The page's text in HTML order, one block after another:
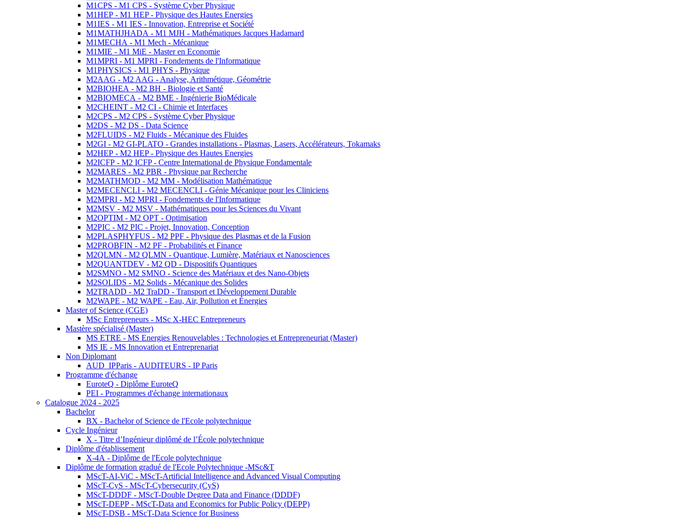
M1CPS - M1 CPS - Système Cyber Physique
M1HEP - M1 HEP - Physique des Hautes Energies
M1IES - M1 IES - Innovation, Entreprise et Société
M1MATHJHADA - M1 MJH - Mathématiques Jacques Hadamard
M1MECHA - M1 Mech - Mécanique
M1MIE - M1 MiE - Master en Economie
M1MPRI - M1 MPRI - Fondements de l'Informatique
M1PHYSICS - M1 PHYS - Physique
M2AAG - M2 AAG - Analyse, Arithmétique, Géométrie
M2BIOHEA - M2 BH - Biologie et Santé
M2BIOMECA - M2 BME - Ingénierie BioMédicale
M2CHEINT - M2 CI - Chimie et Interfaces
M2CPS - M2 CPS - Système Cyber Physique
M2DS - M2 DS - Data Science
M2FLUIDS - M2 Fluids - Mécanique des Fluides
M2GI - M2 GI-PLATO - Grandes installations - Plasmas, Lasers, Accélérateurs, Tokamaks
M2HEP - M2 HEP - Physique des Hautes Energies
M2ICFP - M2 ICFP - Centre International de Physique Fondamentale
M2MARES - M2 PBR - Physique par Recherche
M2MATHMOD - M2 MM - Modélisation Mathématique
M2MECENCLI - M2 MECENCLI - Génie Mécanique pour les Cliniciens
M2MPRI - M2 MPRI - Fondements de l'Informatique
M2MSV - M2 MSV - Mathématiques pour les Sciences du Vivant
M2OPTIM - M2 OPT - Optimisation
M2PIC - M2 PIC - Projet, Innovation, Conception
M2PLASPHYFUS - M2 PPF - Physique des Plasmas et de la Fusion
M2PROBFIN - M2 PF - Probabilités et Finance
M2QLMN - M2 QLMN - Quantique, Lumière, Matériaux et Nanosciences
M2QUANTDEV - M2 QD - Dispositifs Quantiques
M2SMNO - M2 SMNO - Science des Matériaux et des Nano-Objets
M2SOLIDS - M2 Solids - Mécanique des Solides
M2TRADD - M2 TraDD - Transport et Développement Durable
M2WAPE - M2 WAPE - Eau, Air, Pollution et Énergies
Master of Science (CGE)
MSc Entrepreneurs - MSc X-HEC Entrepreneurs
Mastère spécialisé (Master)
MS ETRE - MS Energies Renouvelables : Technologies et Entrepreneuriat (Master)
MS IE - MS Innovation et Entreprenariat
Non Diplomant
AUD_IPParis - AUDITEURS - IP Paris
Programme d'échange
EuroteQ - Diplôme EuroteQ
PEI - Programmes d'échange internationaux
Catalogue 2024 - 2025
Bachelor
BX - Bachelor of Science de l'Ecole polytechnique
Cycle Ingénieur
X - Titre d’Ingénieur diplômé de l’École polytechnique
Diplôme d'établissement
X-4A - Diplôme de l'Ecole polytechnique
Diplôme de formation gradué de l'Ecole Polytechnique -MSc&T
MScT-AI-ViC - MScT-Artificial Intelligence and Advanced Visual Computing
MScT-CyS - MScT-Cybersecurity (CyS)
MScT-DDDF - MScT-Double Degree Data and Finance (DDDF)
MScT-DEPP - MScT-Data and Economics for Public Policy (DEPP)
MScT-DSB - MScT-Data Science for Business